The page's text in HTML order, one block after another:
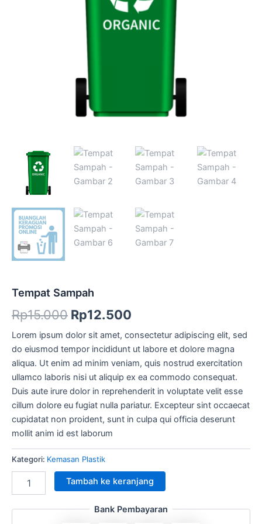
Tempat Sampah
Rp15.000 Rp12.500
Lorem ipsum dolor sit amet, consectetur adipiscing elit, sed
do eiusmod tempor incididunt ut labore et dolore magna
aliqua. Ut enim ad minim veniam, quis nostrud exercitation
ullamco laboris nisi ut aliquip ex ea commodo consequat.
Duis aute irure dolor in reprehenderit in voluptate velit esse
cillum dolore eu fugiat nulla pariatur. Excepteur sint occaecat
cupidatat non proident, sunt in culpa qui officia deserunt
mollit anim id est laborum
Kategori: Kemasan Plastik
Tambah ke keranjang
Bank Pembayaran